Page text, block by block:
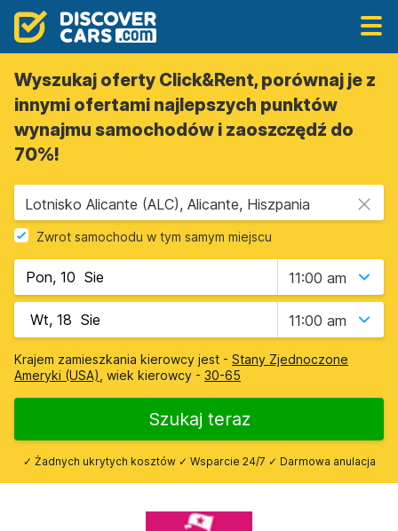
Wyszukaj oferty Click&Rent, porównaj je z
innymi ofertami najlepszych punktów
wynajmu samochodów i zaoszczędź do
70%!
Lotnisko Alicante (ALC), Alicante, Hiszpania
Zwrot samochodu w tym samym miejscu
11:00 am
11:00 am
Krajem zamieszkania kierowcy jest - Stany Zjednoczone
Ameryki (USA) , wiek kierowcy - 30-65
Szukaj teraz
✓ Żadnych ukrytych kosztów ✓ Wsparcie 24/7 ✓ Darmowa anulacja